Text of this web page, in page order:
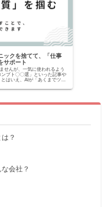
ックを捨てて、「仕事
サポート
せんが、一気に使われるよう
プト〇〇選」といった記事や
はいえ、AIが「あくまでツー
？
会社？